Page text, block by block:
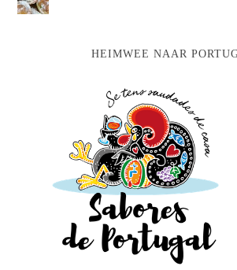
HEIMWEE NAAR